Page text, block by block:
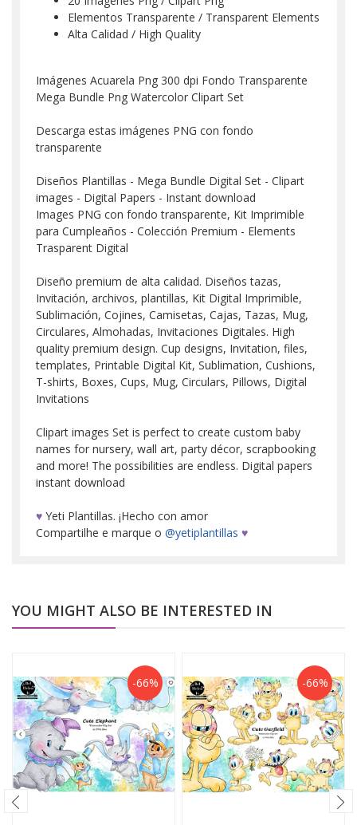
Elementos Transparente / Transparent Elements
Alta Calidad / High Quality
Imágenes Acuarela Png 300 dpi Fondo Transparente
Mega Bundle Png Watercolor Clipart Set
Descarga estas imágenes PNG con fondo
transparente
Diseños Plantillas - Mega Bundle Digital Set - Clipart
images - Digital Papers - Instant download
Images PNG con fondo transparente, Kit Imprimible
para Cumpleaños - Colección Premium - Elements
Trasparent Digital
Diseño premium de alta calidad. Diseños tazas,
Invitación, archivos, plantillas, Kit Digital Imprimible,
Sublimación, Cojines, Camisetas, Cajas, Tazas, Mug,
Circulares, Almohadas, Invitaciones Digitales. High
quality premium design. Cup designs, Invitation, files,
templates, Printable Digital Kit, Sublimation, Cushions,
T-shirts, Boxes, Cups, Mug, Circulars, Pillows, Digital
Invitations
Clipart images Set is perfect to create custom baby
names for nursery, wall art, party décor, scrapbooking
and more! The possibilities are endless. Digital papers
instant download
♥ Yeti Plantillas. ¡Hecho con amor
Compartilhe e marque o @yetiplantillas ♥
YOU MIGHT ALSO BE INTERESTED IN
-66% -66%